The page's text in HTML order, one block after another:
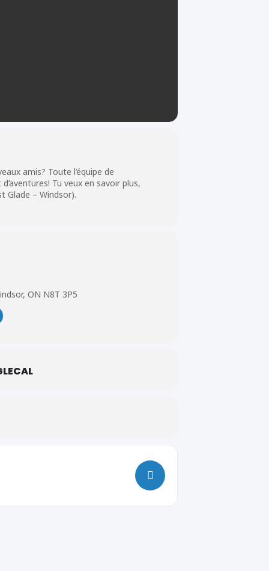
amis? Toute l’équipe de
Tu veux en savoir plus,
Glade – Windsor).
ON N8T 3P5